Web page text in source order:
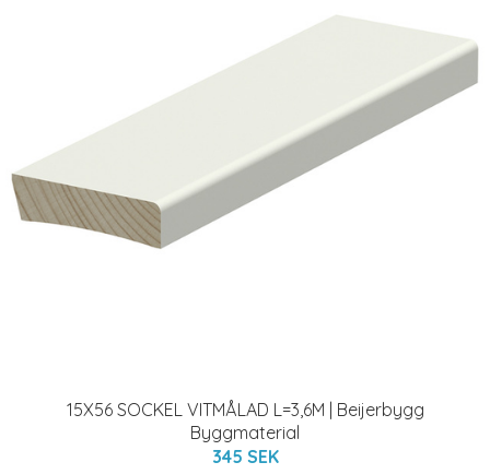
15X56 SOCKEL VITMÅLAD L=3,6M | Beijerbygg
Byggmaterial
345 SEK